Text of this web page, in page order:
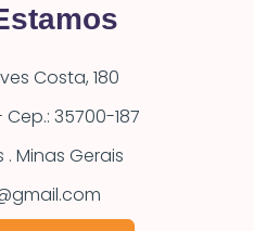
Costa, 180
35700-187
Minas Gerais